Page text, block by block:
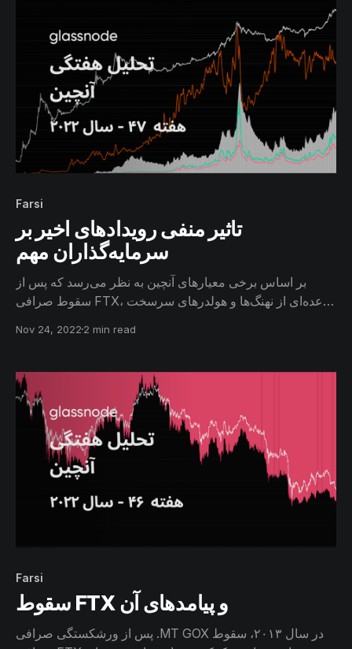
Farsi
تاثیر منفی رویدادهای اخیر بر
سرمایه‌گذاران مهم
بر اساس برخی معیارهای آنچین به نظر می‌رسد که پس از
سقوط صرافی FTX، عده‌ای از نهنگ‌‌ها و هولدرهای سرسخت
Nov 24, 2022 2 min read
Farsi
سقوط FTX و پیامدهای آن
پس از ورشکستگی صرافی .MT GOX در سال ۲۰۱۳، سقوط